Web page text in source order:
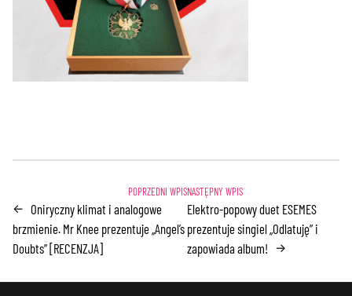
← Oniryczny klimat i analogowe
brzmienie. Mr Knee prezentuje „Angel’s
Doubts” [RECENZJA]
Elektro-popowy duet ESEMES
prezentuje singiel „Odlatuję” i
zapowiada album! →